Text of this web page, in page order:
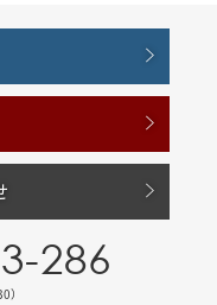
286
）